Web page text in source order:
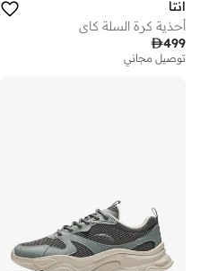
انتا
أحذية كرة السلة كاي
499
توصيل مجاني